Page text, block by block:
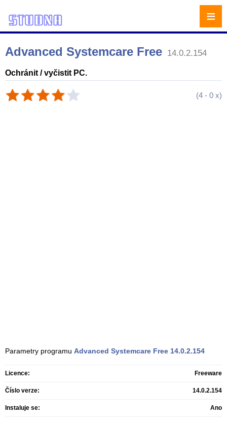
Advanced Systemcare Free 14.0.2.154
Ochránit / vyčistit PC.
(4 - 0 x)
Parametry programu Advanced Systemcare Free 14.0.2.154
Licence: Freeware
Číslo verze: 14.0.2.154
Instaluje se: Ano
≡